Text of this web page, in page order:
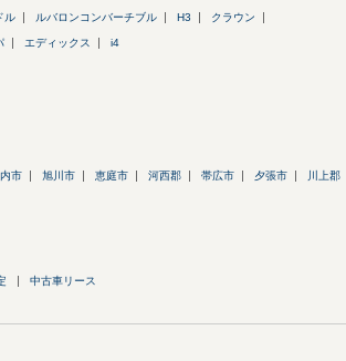
ル ルバロンコンバーチブル H3 クラウン
エディックス i4
市 旭川市 恵庭市 河西郡 帯広市 夕張市 川上郡
中古車リース